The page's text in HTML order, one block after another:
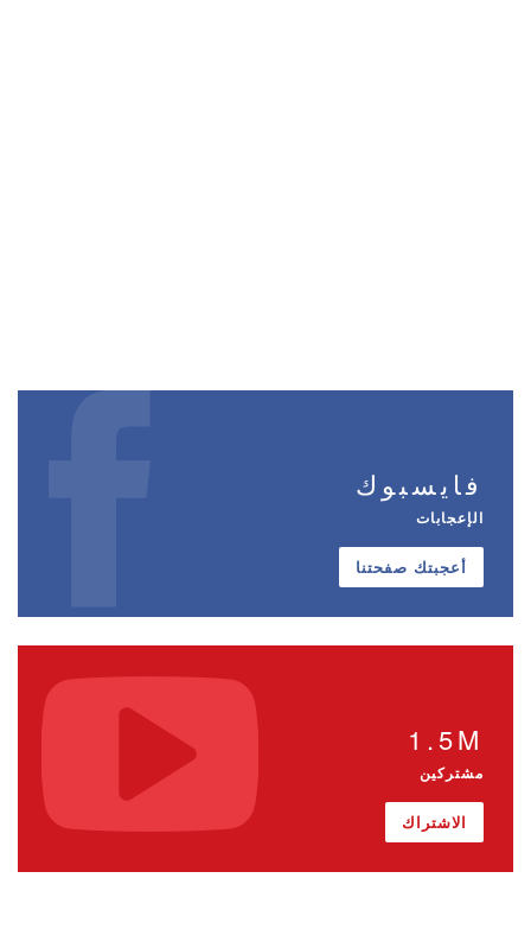
فايسبوك
الإعجابات
أعجبتك صفحتنا
1.5M
مشتركين
الاشتراك